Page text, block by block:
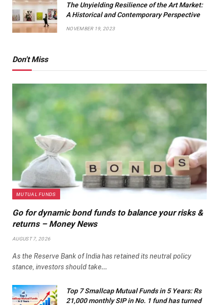
The Unyielding Resilience of the Art Market:
A Historical and Contemporary Perspective
NOVEMBER 19, 2023
Don't Miss
MUTUAL FUNDS
Go for dynamic bond funds to balance your risks &
returns – Money News
AUGUST 7, 2026
As the Reserve Bank of India has retained its neutral policy
stance, investors should take…
Top 7 Smallcap Mutual Funds in 5 Years: Rs
21,000 monthly SIP in No. 1 fund has turned